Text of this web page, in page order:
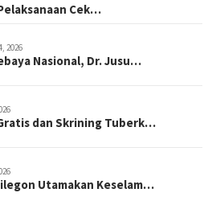
Cek…
2026
Nasional, Dr. Jusu…
dan Skrining Tuberk…
Utamakan Keselam…